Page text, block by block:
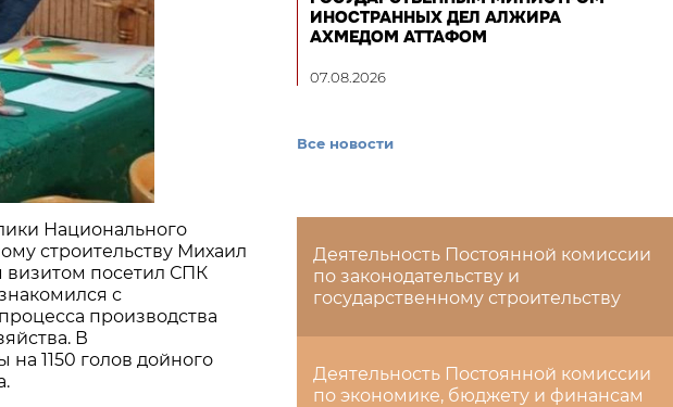
Национального
строительству Михаил
визитом посетил СПК
с
производства
В
1150 голов дойного
ИНОСТРАННЫХ ДЕЛ АЛЖИРА
АХМЕДОМ АТТАФОМ
07.08.2026
Все новости
Деятельность Постоянной комиссии
по законодательству и
государственному строительству
Деятельность Постоянной комиссии
по экономике, бюджету и финансам